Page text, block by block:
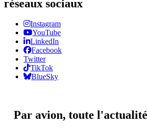
réseaux sociaux
Instagram
YouTube
LinkedIn
Facebook
Twitter
TikTok
BlueSky
Par avion, toute